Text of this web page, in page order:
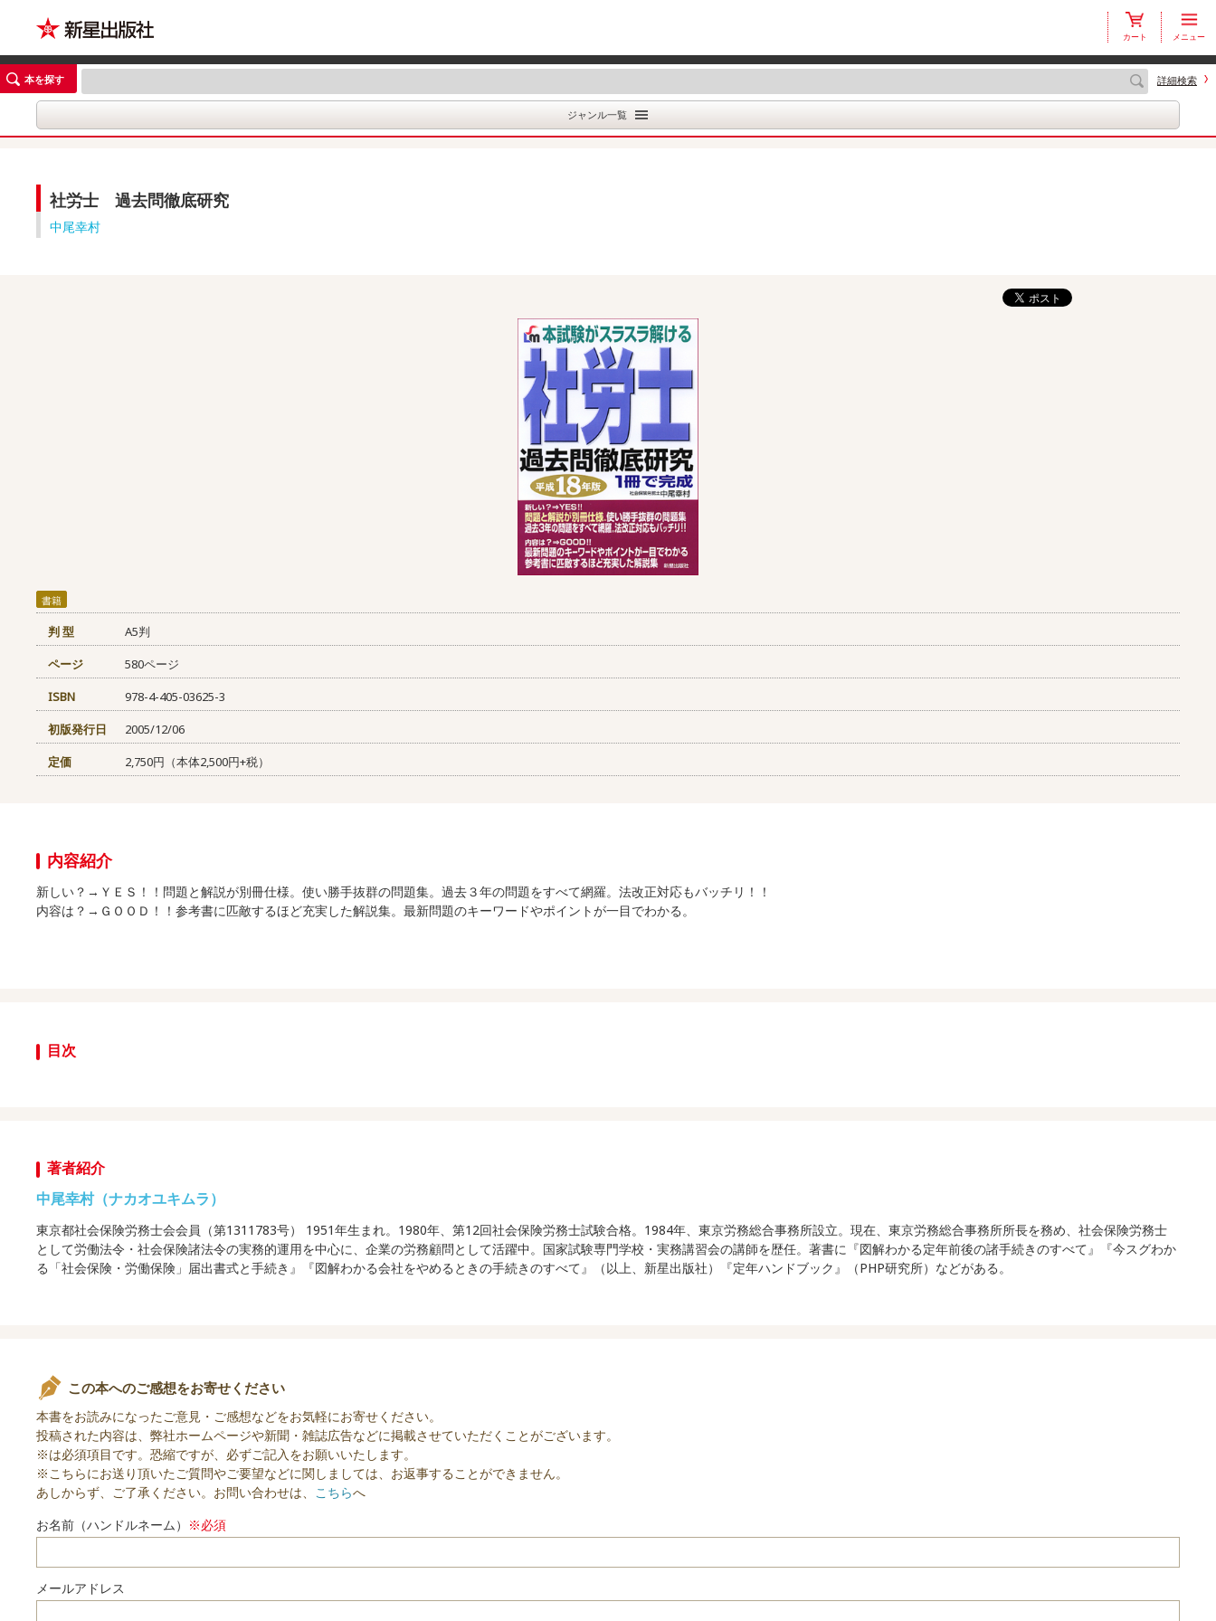
カート メニュー
本を探す 詳細検索
ジャンル一覧
社労士 過去問徹底研究
中尾幸村
書籍
判 型
A5判
ページ
580ページ
ISBN
978-4-405-03625-3
初版発行日
2005/12/06
定価
2,750円（本体2,500円+税）
内容紹介
新しい？→ＹＥＳ！！問題と解説が別冊仕様。使い勝手抜群の問題集。過去３年の問題をすべて網羅。法改正対応もバッチリ！！
内容は？→ＧＯＯＤ！！参考書に匹敵するほど充実した解説集。最新問題のキーワードやポイントが一目でわかる。
目次
著者紹介
中尾幸村（ナカオユキムラ）
東京都社会保険労務士会会員（第1311783号） 1951年生まれ。1980年、第12回社会保険労務士試験合格。1984年、東京労務総合事務所設立。現在、東京労務総合事務所所長を務め、社会保険労務士
として労働法令・社会保険諸法令の実務的運用を中心に、企業の労務顧問として活躍中。国家試験専門学校・実務講習会の講師を歴任。著書に『図解わかる定年前後の諸手続きのすべて』『今スグわか
る「社会保険・労働保険」届出書式と手続き』『図解わかる会社をやめるときの手続きのすべて』（以上、新星出版社）『定年ハンドブック』（PHP研究所）などがある。
この本へのご感想をお寄せください
本書をお読みになったご意見・ご感想などをお気軽にお寄せください。
投稿された内容は、弊社ホームページや新聞・雑誌広告などに掲載させていただくことがございます。
※は必須項目です。恐縮ですが、必ずご記入をお願いいたします。
※こちらにお送り頂いたご質問やご要望などに関しましては、お返事することができません。
あしからず、ご了承ください。お問い合わせは、 こちらへ
お名前（ハンドルネーム） ※必須
メールアドレス